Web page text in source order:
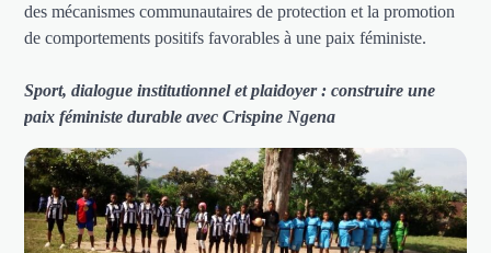
des mécanismes communautaires de protection et la promotion
de comportements positifs favorables à une paix féministe.
Sport, dialogue institutionnel et plaidoyer : construire une
paix féministe durable avec Crispine Ngena